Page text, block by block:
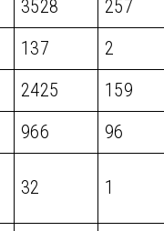
3528
257
137
2
2425
159
966
96
32 1